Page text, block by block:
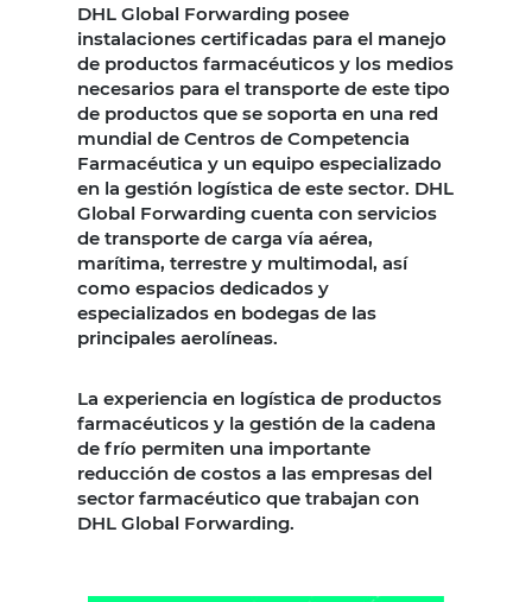
DHL Global Forwarding posee
instalaciones certificadas para el manejo
de productos farmacéuticos y los medios
necesarios para el transporte de este tipo
de productos que se soporta en una red
mundial de Centros de Competencia
Farmacéutica y un equipo especializado
en la gestión logística de este sector. DHL
Global Forwarding cuenta con servicios
de transporte de carga vía aérea,
marítima, terrestre y multimodal, así
como espacios dedicados y
especializados en bodegas de las
principales aerolíneas.
La experiencia en logística de productos
farmacéuticos y la gestión de la cadena
de frío permiten una importante
reducción de costos a las empresas del
sector farmacéutico que trabajan con
DHL Global Forwarding.